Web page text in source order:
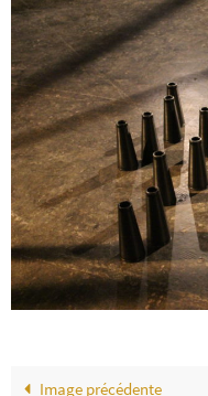
Image précédente